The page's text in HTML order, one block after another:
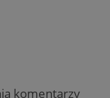
komentarzy